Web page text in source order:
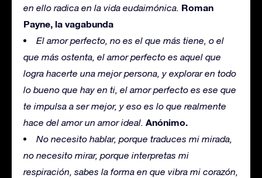
en ello radica en la vida eudaimónica. Roman
Payne, la vagabunda
El amor perfecto, no es el que más tiene, o el
que más ostenta, el amor perfecto es aquel que
logra hacerte una mejor persona, y explorar en todo
lo bueno que hay en ti, el amor perfecto es ese que
te impulsa a ser mejor, y eso es lo que realmente
hace del amor un amor ideal. Anónimo.
No necesito hablar, porque traduces mi mirada,
no necesito mirar, porque interpretas mi
respiración, sabes la forma en que vibra mi corazón,